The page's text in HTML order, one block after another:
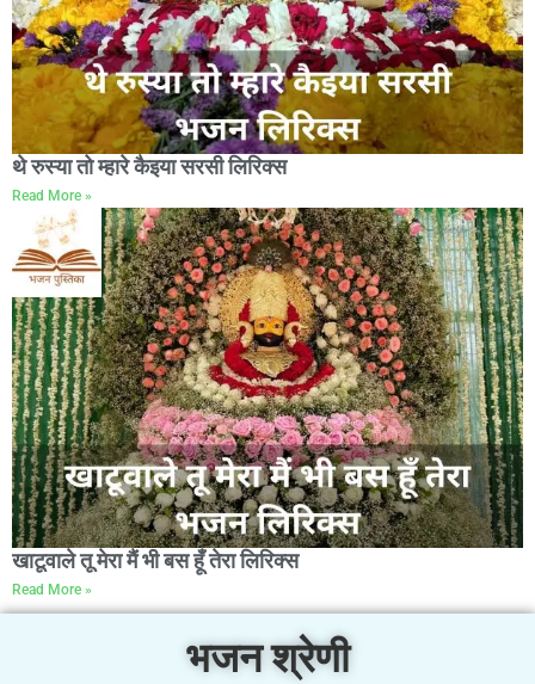
थे रुस्या तो म्हारे कैइया सरसी लिरिक्स
Read More »
खाटूवाले तू मेरा मैं भी बस हूँ तेरा लिरिक्स
Read More »
भजन श्रेणी